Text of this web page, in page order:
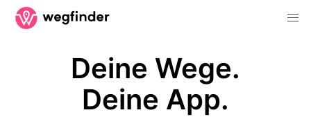
Deine Wege.
Deine App.